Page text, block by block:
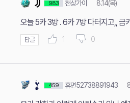
983 천상가이 8.14(목)
오늘 5카 3방 . 6카 7방 다터지고,, 금
답글 1 0
459 휴면52738891943